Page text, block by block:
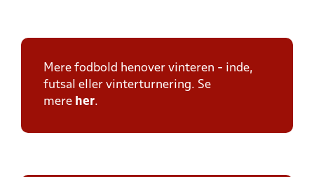
Mere fodbold henover vinteren - inde,
futsal eller vinterturnering. Se
mere her.